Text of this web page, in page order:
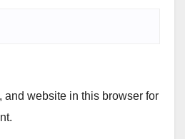
and website in this browser for